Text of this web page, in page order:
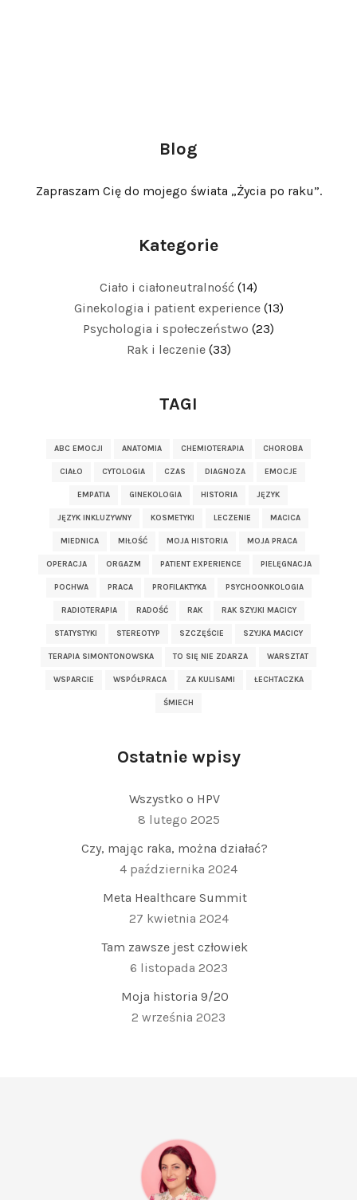
Blog
Zapraszam Cię do mojego świata „Życia po raku”.
Kategorie
Ciało i ciałoneutralność (14)
Ginekologia i patient experience(13)
Psychologia i społeczeństwo (23)
Rak i leczenie(33)
TAGI
ABC EMOCJI ANATOMIA CHEMIOTERAPIA CHOROBA
CIAŁO CYTOLOGIA CZAS DIAGNOZA EMOCJE
EMPATIA GINEKOLOGIA HISTORIA JĘZYK
JĘZYK INKLUZYWNY KOSMETYKI LECZENIE MACICA
MIEDNICA MIŁOŚĆ MOJA HISTORIA MOJA PRACA
OPERACJA ORGAZM PATIENT EXPERIENCE PIELĘGNACJA
POCHWA PRACA PROFILAKTYKA PSYCHOONKOLOGIA
RADIOTERAPIA RADOŚĆ RAK RAK SZYJKI MACICY
STATYSTYKI STEREOTYP SZCZĘŚCIE SZYJKA MACICY
TERAPIA SIMONTONOWSKA TO SIĘ NIE ZDARZA WARSZTAT
WSPARCIE WSPÓŁPRACA ZA KULISAMI ŁECHTACZKA
ŚMIECH
Ostatnie wpisy
Wszystko o HPV
8 lutego 2025
Czy, mając raka, można działać?
4 października 2024
Meta Healthcare Summit
27 kwietnia 2024
Tam zawsze jest człowiek
6 listopada 2023
Moja historia 9/20
2 września 2023